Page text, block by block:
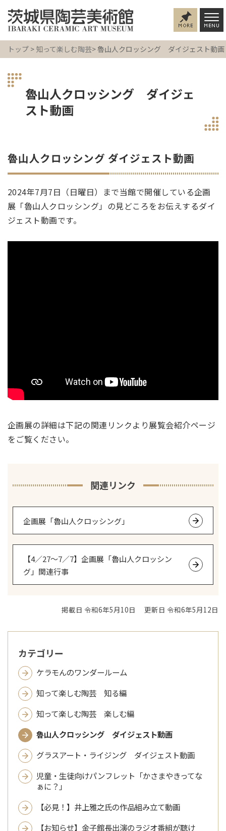
トップ > 知って楽しむ陶芸> 魯山人クロッシング ダイジェスト動画
魯山人クロッシング ダイジェ
スト動画
魯山人クロッシング ダイジェスト動画
2024年7月7日（日曜日）まで当館で開催している企画
展「魯山人クロッシング」の見どころをお伝えするダイ
ジェスト動画です。
企画展の詳細は下記の関連リンクより展覧会紹介ページ
をご覧ください。
関連リンク
企画展「魯山人クロッシング」
【4／27～7／7】企画展「魯山人クロッシン
グ」関連行事
掲載日 令和6年5月10日 更新日 令和6年5月12日
カテゴリー
ケラモんのワンダールーム
知って楽しむ陶芸 知る編
知って楽しむ陶芸 楽しむ編
魯山人クロッシング ダイジェスト動画
グラスアート・ライジング ダイジェスト動画
児童・生徒向けパンフレット「かさまやきってな
ぁに？」
【必見！】井上雅之氏の作品組み立て動画
【お知らせ】金子館長出演のラジオ番組が聴け